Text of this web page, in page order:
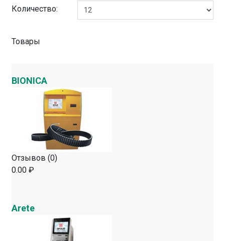
Количество:
Товары
BIONICA
Отзывов (0)
0.00 ₽
Arete